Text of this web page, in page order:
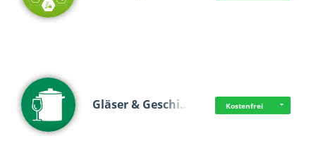
Gläser & Geschi… Kostenfrei